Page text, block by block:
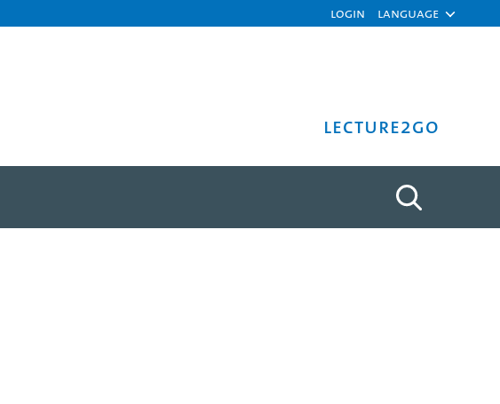
Login Language
Lecture2Go